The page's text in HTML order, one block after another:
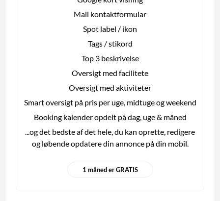
Mail kontaktformular
Spot label / ikon
Tags / stikord
Top 3 beskrivelse
Oversigt med facilitete
Oversigt med aktiviteter
Smart oversigt på pris per uge, midtuge og weekend
Booking kalender opdelt på dag, uge & måned
...og det bedste af det hele, du kan oprette, redigere
og løbende opdatere din annonce på din mobil.
1 måned er GRATIS